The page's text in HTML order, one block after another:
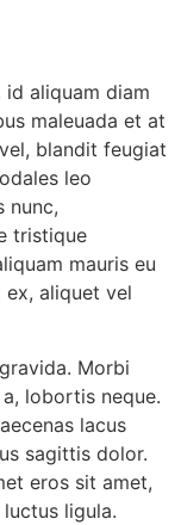
id aliquam diam
maleuada et at
blandit feugiat
leo
nunc,
tristique
mauris eu
ex, aliquet vel
Morbi
a, lobortis neque.
lacus
sagittis dolor.
eros sit amet,
ligula.